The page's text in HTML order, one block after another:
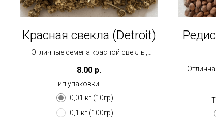
Красная свекла (Detroit)
Отличные семена красной свеклы,
вате.
8.00 р.
Тип упаковки
0,01 кг (10гр)
0,1 кг (100гр)
также
лучше